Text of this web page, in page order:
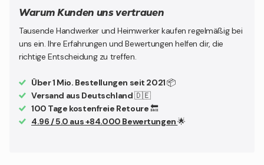
Warum Kunden uns vertrauen
Tausende Handwerker und Heimwerker kaufen regelmäßig bei
uns ein. Ihre Erfahrungen und Bewertungen helfen dir, die
richtige Entscheidung zu treffen.
Über 1 Mio. Bestellungen seit 2021📦
Versand aus Deutschland🇩🇪
100 Tage kostenfreie Retoure🔙
4.96 / 5.0 aus +84.000 Bewertungen🌟